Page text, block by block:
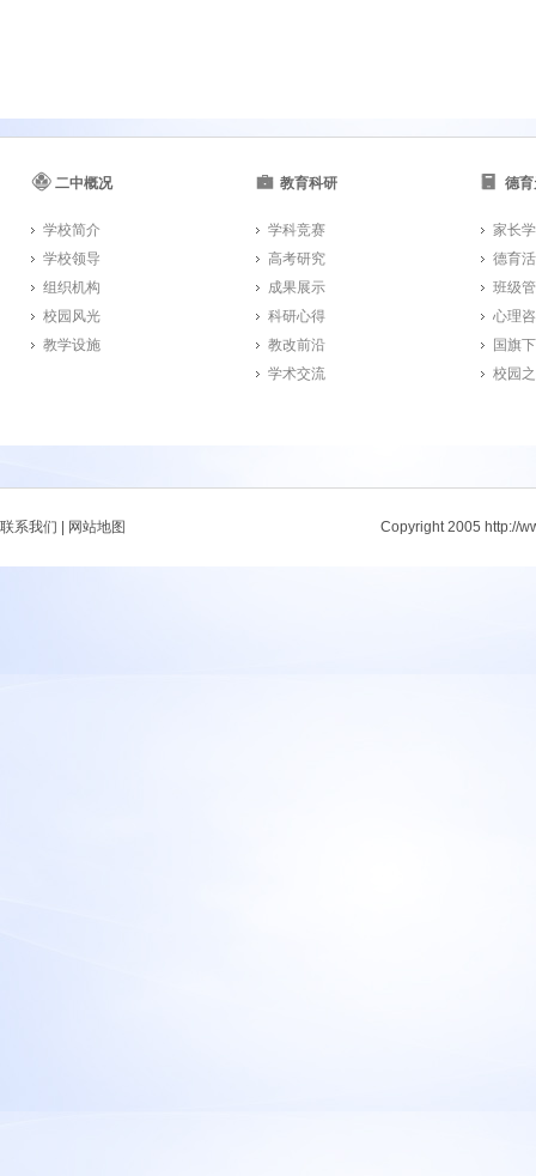
二中概况
学校简介
学校领导
组织机构
校园风光
教学设施
教育科研
学科竞赛
高考研究
成果展示
科研心得
教改前沿
学术交流
德
家长
德育
班级
心理
国旗
校园
联系我们 网站地图 Copyright 2005 http://